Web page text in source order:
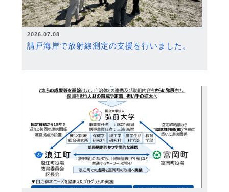
2026.07.08
請戸海岸で放射線測定の支援を行いました。